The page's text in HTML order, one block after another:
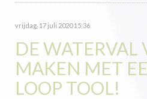
vrijdag, 17 juli 2020 15:36
DE WATERVAL
MAKEN MET
LOOP TOOL!